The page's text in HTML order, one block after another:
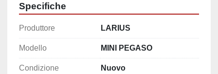
14405 Astina materiale pistola Tex Gun e Hopper
Gun
Gun – Pistola Hopper Gun
14407 Vite regolazione astina pistola Tex Gun e
Hopper Gun
Specifiche
Produttore LARIUS
Modello MINI PEGASO
Condizione Nuovo